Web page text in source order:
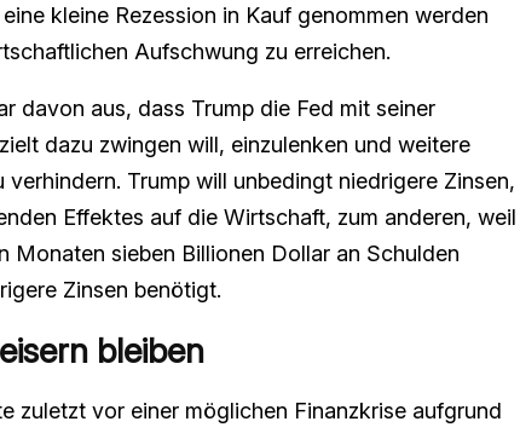
kleine Rezession in Kauf genommen werden
Aufschwung zu erreichen.
davon aus, dass Trump die Fed mit seiner
dazu zwingen will, einzulenken und weitere
Trump will unbedingt niedrigere Zinsen,
Effektes auf die Wirtschaft, zum anderen, weil
Monaten sieben Billionen Dollar an Schulden
Zinsen benötigt.
bleiben
zuletzt vor einer möglichen Finanzkrise aufgrund